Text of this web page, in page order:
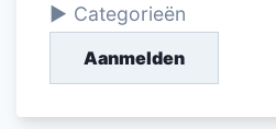
Categorieën
Aanmelden